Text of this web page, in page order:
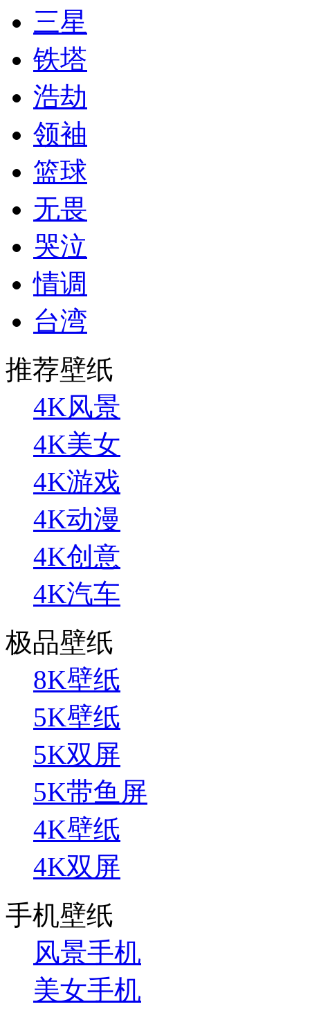
三星
铁塔
浩劫
领袖
篮球
无畏
哭泣
情调
台湾
推荐壁纸
4K风景
4K美女
4K游戏
4K动漫
4K创意
4K汽车
极品壁纸
8K壁纸
5K壁纸
5K双屏
5K带鱼屏
4K壁纸
4K双屏
手机壁纸
风景手机
美女手机